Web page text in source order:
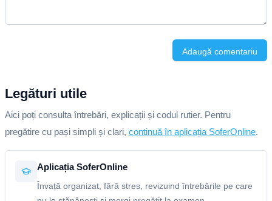
Adaugă comentariu
Legături utile
Aici poți consulta întrebări, explicații și codul rutier. Pentru
pregătire cu pași simpli și clari, continuă în aplicația SoferOnline.
Aplicația SoferOnline
Învață organizat, fără stres, revizuind întrebările pe care